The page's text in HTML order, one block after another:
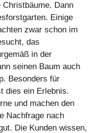
Dann
Einige
zwar schon im
das
in der
seinen Baum auch
Besonders für
dies ein Erlebnis.
und machen den
Nachfrage nach
Die Kunden wissen,